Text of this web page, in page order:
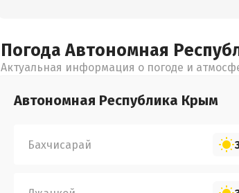
Погода Автономная
Актуальная информация о погоде и
Автономная Республика Крым
Бахчисарай